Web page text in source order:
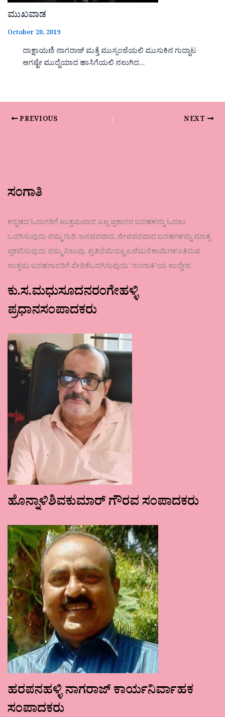
ಮುಖವಾಡ
October 20, 2019
ದಾಕ್ಷಾಯಣಿ ನಾಗರಾಜ್ ಮತ್ತೆ ಮುಸ್ಸಂಜೆಯಲಿ ಮುಸುಕಿನ ಗುದ್ದಾಟ
ಆಗಷ್ಟೇ ಮುದ್ದೆಯಾದ ಹಾಸಿಗೆಯಲಿ ನಲುಗಿದ…
PREVIOUS NEXT
ಸಂಗಾತಿ
ಕನ್ನಡದ ಓದುಗರಿಗೆ ಉತ್ತಮವಾದ ಎಲ್ಲ ಪ್ರಕಾರದ ಬರಹಳನ್ನು ಓದಲು
ಒದಗಿಸುವುದು ನಮ್ಮ ಗುರಿ. ಜನಪರವಾದ, ಜೀವಪರವಾದ ಬರಹಗಳನ್ನು ಮಾತ್ರ
ಪ್ರಕಟಿಸುವುದು ನಮ್ಮ ನಿಲುವು. ಪ್ರತಿಭೆಯಿದ್ದೂ ಎಲೆಮರೆಕಾಯಿಗಳಂತಿರುವ
ಉತ್ತಮ ಬರಹಗಾರರಿಗೆ ವೇದಿಕೆಒದಗಿಸುವುದು ʼಸಂಗಾತಿʼಯ ಉದ್ದೇಶ.
ಕು.ಸ.ಮಧುಸೂದನರಂಗೇಹಳ್ಳಿ
ಪ್ರಧಾನಸಂಪಾದಕರು
ಹೊನ್ನಾಳಿಶಿವಕುಮಾರ್ ಗೌರವ ಸಂಪಾದಕರು
ಹರಪನಹಳ್ಳಿ ನಾಗರಾಜ್ ಕಾರ್ಯನಿರ್ವಾಹಕ
ಸಂಪಾದಕರು